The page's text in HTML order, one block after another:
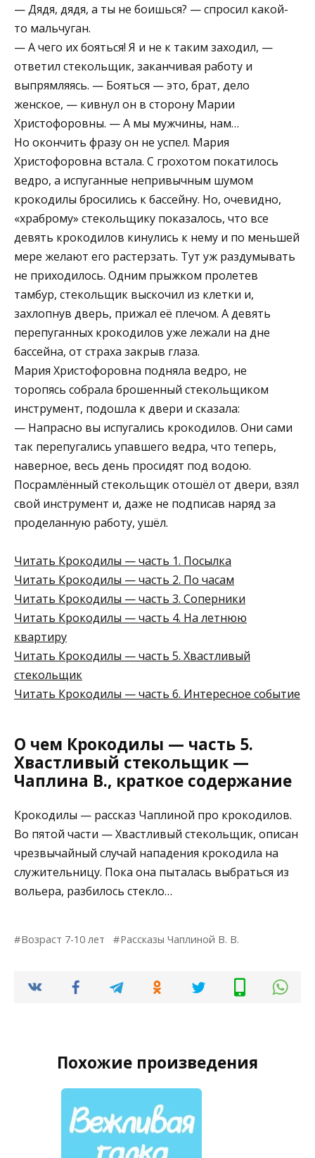
— Дядя, дядя, а ты не боишься? — спросил какой-
то мальчуган.
— А чего их бояться! Я и не к таким заходил, —
ответил стекольщик, заканчивая работу и
выпрямляясь. — Бояться — это, брат, дело
женское, — кивнул он в сторону Марии
Христофоровны. — А мы мужчины, нам…
Но окончить фразу он не успел. Мария
Христофоровна встала. С грохотом покатилось
ведро, а испуганные непривычным шумом
крокодилы бросились к бассейну. Но, очевидно,
«храброму» стекольщику показалось, что все
девять крокодилов кинулись к нему и по меньшей
мере желают его растерзать. Тут уж раздумывать
не приходилось. Одним прыжком пролетев
тамбур, стекольщик выскочил из клетки и,
захлопнув дверь, прижал её плечом. А девять
перепуганных крокодилов уже лежали на дне
бассейна, от страха закрыв глаза.
Мария Христофоровна подняла ведро, не
торопясь собрала брошенный стекольщиком
инструмент, подошла к двери и сказала:
— Напрасно вы испугались крокодилов. Они сами
так перепугались упавшего ведра, что теперь,
наверное, весь день просидят под водою.
Посрамлённый стекольщик отошёл от двери, взял
свой инструмент и, даже не подписав наряд за
проделанную работу, ушёл.
Читать Крокодилы — часть 1. Посылка
Читать Крокодилы — часть 2. По часам
Читать Крокодилы — часть 3. Соперники
Читать Крокодилы — часть 4. На летнюю
квартиру
Читать Крокодилы — часть 5. Хвастливый
стекольщик
Читать Крокодилы — часть 6. Интересное событие
О чем Крокодилы — часть 5.
Хвастливый стекольщик —
Чаплина В., краткое содержание
Крокодилы — рассказ Чаплиной про крокодилов.
Во пятой части — Хвастливый стекольщик, описан
чрезвычайный случай нападения крокодила на
служительницу. Пока она пыталась выбраться из
вольера, разбилось стекло…
Возраст 7-10 лет Рассказы Чаплиной В. В.
Похожие произведения